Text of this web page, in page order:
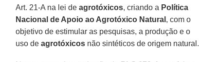
Art. 21-A na lei deagrotóxicos, criando a Política
Nacional de Apoio ao Agrotóxico Natural , com o
objetivo de estimular as pesquisas, a produção e o
uso deagrotóxicos não sintéticos de origem natural.